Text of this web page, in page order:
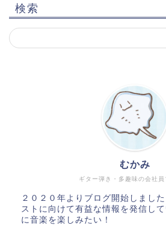
検索
ギター弾き・多趣味の会社員
むかみ
２０２０年よりブログ開始しまし
ストに向けて有益な情報を発信し
に音楽を楽しみたい！